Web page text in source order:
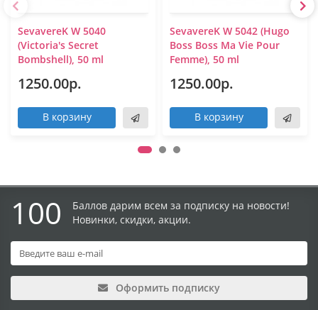
SevavereK W 5040
(Victoria's Secret
Bombshell), 50 ml
1250.00р.
В корзину
SevavereK W 5042 (Hugo
Boss Boss Ma Vie Pour
Femme), 50 ml
1250.00р.
В корзину
100
Баллов дарим всем за подписку на новости!
Новинки, скидки, акции.
Оформить подписку